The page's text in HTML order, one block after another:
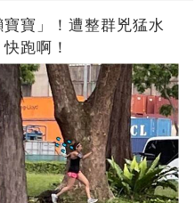
寶」！遭整群兇猛水
跑啊！